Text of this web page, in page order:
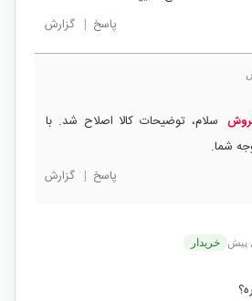
پاسخ | گزارش
سلام، توضیحات کالا اصلاح شد. با
شما.
پاسخ | گزارش
خریدار